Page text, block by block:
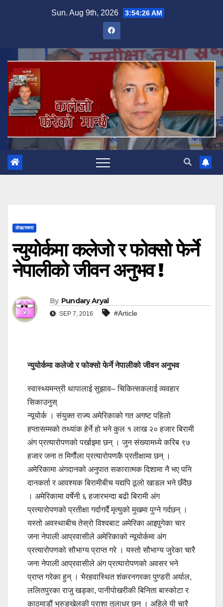
Sun. Aug 9th, 2026 3:54:28 AM
लेख/रचना
न्युयोर्कमा कलेजो र फोक्सो फेर्ने
नेपालीको जीवन अनुभव !
By Pundary Aryal
SEP 7, 2016 #Article
न्युयोर्कमा कलेजो र फोक्सो फेर्ने नेपालीको जीवन अनुभव
स्वास्थ्यमन्त्री थापालाई सुझाव– चिकित्सकलाई व्यवहार
सिकाउनुस्
न्यूयोर्क । संयुक्त राज्य अमेरिकाको गत अगष्ट पहिलो
हप्तासम्मको तथ्यांक हेर्ने हो भने कुल १ लाख २० हजार बिरामी
अंग प्रत्यारोपणको पर्खाइमा छन् । जुन संख्यामध्ये करिब ९७
हजार जना त मिर्गाैला प्रत्यारोपणकै प्रतीक्षामा छन् ।
अमेरिकामा अंगदानको अनुपात सकारात्मक दिशामा नै भए पनि
दानकर्ता र आवश्यक बिरामीबीच यद्यपि ठूलो खाडल भने छँदैछ
। अमेरिकामा वर्षेनी ६ हजारभन्दा बढी बिरामी अंग
प्रत्यारोपणको प्रतीक्षा गर्दागर्दै मृत्युको मुखमा पुग्ने गर्दछन् ।
यस्तो अवस्थाबीच तेस्रो विश्वबाट अमेरिका आइपुगेका चार
जना नेपाली आप्रवासीले अमेरिकाको न्यूयोर्कमा अंग
प्रत्यारोपणको सौभाग्य प्राप्त गरे । यस्तो सौभाग्य जुरेका चारै
जना नेपाली आप्रवासीले अंग प्रत्यारोपणको अवसर भने
प्राप्त गरेका हुन् । भैरहवास्थित शंकरनगरका पुण्डरी अर्याल,
ललितपुरका राजु खड्का, पानीपोखरीकी बिनिता बास्कोटा र
काठमाडौं भुरुङखेलकी प्राशा तुलाधर छन् । अहिले यी चारै